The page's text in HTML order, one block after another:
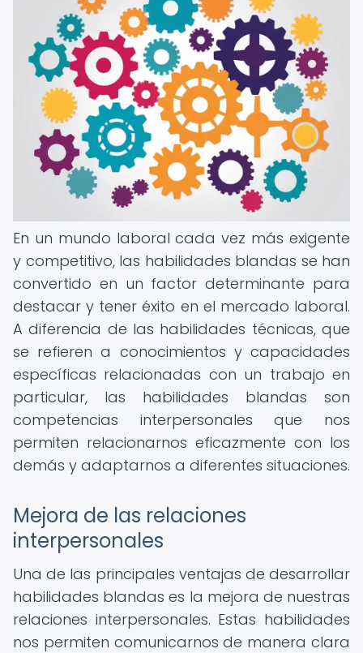
En un mundo laboral cada vez más exigente
y competitivo, las habilidades blandas se han
convertido en un factor determinante para
destacar y tener éxito en el mercado laboral.
A diferencia de las habilidades técnicas, que
se refieren a conocimientos y capacidades
específicas relacionadas con un trabajo en
particular, las habilidades blandas son
competencias interpersonales que nos
permiten relacionarnos eficazmente con los
demás y adaptarnos a diferentes situaciones.
Mejora de las relaciones
interpersonales
Una de las principales ventajas de desarrollar
habilidades blandas es la mejora de nuestras
relaciones interpersonales. Estas habilidades
nos permiten comunicarnos de manera clara